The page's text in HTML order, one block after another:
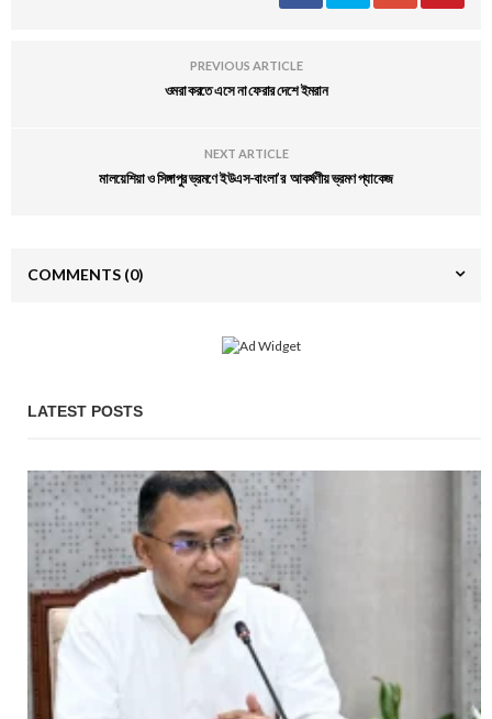
PREVIOUS ARTICLE
ওমরা করতে এসে না ফেরার দেশে ইমরান
NEXT ARTICLE
মালয়েশিয়া ও সিঙ্গাপুর ভ্রমণে ইউএস-বাংলা’র আকর্ষণীয় ভ্রমণ প্যাকেজ
COMMENTS (0)
LATEST POSTS